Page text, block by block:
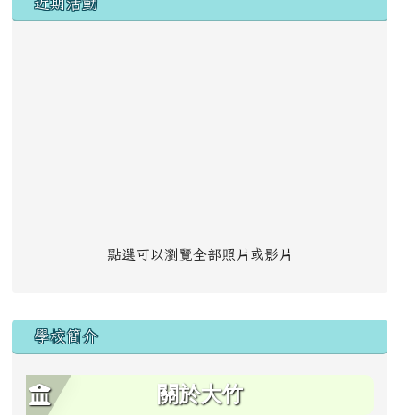
近期活動
點選可以瀏覽全部照片或影片
學校簡介
關於大竹